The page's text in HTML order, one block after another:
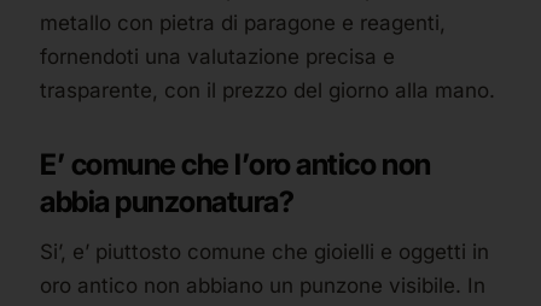
metallo con pietra di paragone e reagenti,
fornendoti una valutazione precisa e
trasparente, con il prezzo del giorno alla mano.
E’ comune che l’oro antico non
abbia punzonatura?
Si’, e’ piuttosto comune che gioielli e oggetti in
oro antico non abbiano un punzone visibile. In